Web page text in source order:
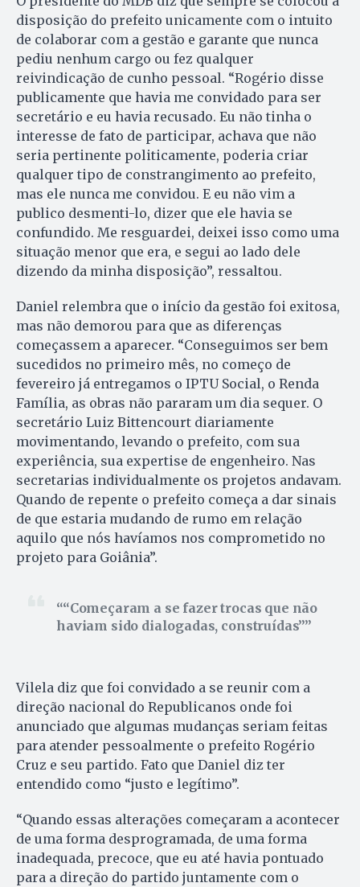
disposição do prefeito unicamente com o intuito
de colaborar com a gestão e garante que nunca
pediu nenhum cargo ou fez qualquer
reivindicação de cunho pessoal. “Rogério disse
publicamente que havia me convidado para ser
secretário e eu havia recusado. Eu não tinha o
interesse de fato de participar, achava que não
seria pertinente politicamente, poderia criar
qualquer tipo de constrangimento ao prefeito,
mas ele nunca me convidou. E eu não vim a
publico desmenti-lo, dizer que ele havia se
confundido. Me resguardei, deixei isso como uma
situação menor que era, e segui ao lado dele
dizendo da minha disposição”, ressaltou.
Daniel relembra que o início da gestão foi exitosa,
mas não demorou para que as diferenças
começassem a aparecer. “Conseguimos ser bem
sucedidos no primeiro mês, no começo de
fevereiro já entregamos o IPTU Social, o Renda
Família, as obras não pararam um dia sequer. O
secretário Luiz Bittencourt diariamente
movimentando, levando o prefeito, com sua
experiência, sua expertise de engenheiro. Nas
secretarias individualmente os projetos andavam.
Quando de repente o prefeito começa a dar sinais
de que estaria mudando de rumo em relação
aquilo que nós havíamos nos comprometido no
projeto para Goiânia”.
“Começaram a se fazer trocas que não
haviam sido dialogadas, construídas”
Vilela diz que foi convidado a se reunir com a
direção nacional do Republicanos onde foi
anunciado que algumas mudanças seriam feitas
para atender pessoalmente o prefeito Rogério
Cruz e seu partido. Fato que Daniel diz ter
entendido como “justo e legítimo”.
“Quando essas alterações começaram a acontecer
de uma forma desprogramada, de uma forma
inadequada, precoce, que eu até havia pontuado
para a direção do partido juntamente com o